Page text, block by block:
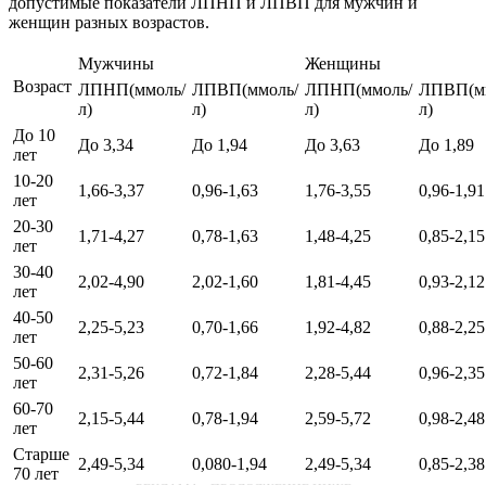
женщин разных возрастов.
Возраст
Мужчины
Женщины
ЛПНП(ммоль/
л)
ЛПВП(ммоль/
л)
ЛПНП(ммоль/
л)
л)
До 10
лет
До 3,34 До 1,94 До 3,63
До 1,89
10-20
лет
1,66-3,37 0,96-1,63 1,76-3,55
0,96-1,91
20-30
лет
1,71-4,27 0,78-1,63 1,48-4,25
0,85-2,15
30-40
лет
2,02-4,90 2,02-1,60 1,81-4,45
0,93-2,12
40-50
лет
2,25-5,23 0,70-1,66 1,92-4,82
0,88-2,25
50-60
лет
2,31-5,26 0,72-1,84 2,28-5,44
0,96-2,35
60-70
лет
2,15-5,44 0,78-1,94 2,59-5,72
0,98-2,48
Старше
70 лет
2,49-5,34 0,080-1,94 2,49-5,34 0,85-2,38